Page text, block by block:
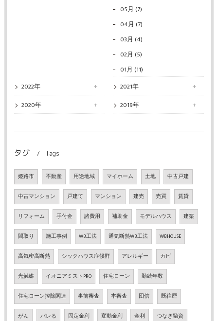
05月 (7)
04月 (7)
03月 (4)
02月 (5)
01月 (11)
2022年
2021年
2020年
2019年
タグ Tags
姫路市 不動産 用途地域 マイホーム 土地 中古戸建
中古マンション 戸建て マンション 建売 売買 賃貸
リフォーム 手付金 諸費用 補助金 モデルハウス 建築
間取り 施工事例 WB工法 通気断熱WB工法 WBHOUSE
高気密高断熱 シックハウス症候群 アレルギー カビ
光触媒 イオニアミストPRO 住宅ローン 勤続年数
住宅ローン控除関連 事前審査 本審査 団信 既往歴
がん バレる 固定金利 変動金利 金利 つなぎ融資